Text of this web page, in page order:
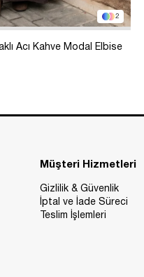
2
Acı Kahve Modal Elbise
Müşteri Hizmetleri
Gizlilik & Güvenlik
İptal ve İade Süreci
Teslim İşlemleri